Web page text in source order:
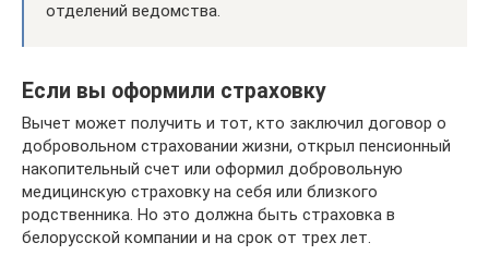
отделений ведомства.
Если вы оформили страховку
Вычет может получить и тот, кто заключил договор о
добровольном страховании жизни, открыл пенсионный
накопительный счет или оформил добровольную
медицинскую страховку на себя или близкого
родственника. Но это должна быть страховка в
белорусской компании и на срок от трех лет.